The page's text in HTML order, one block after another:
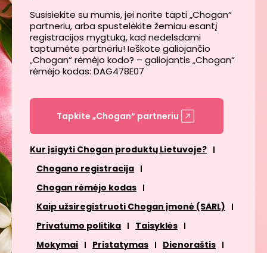
Susisiekite su mumis, jei norite tapti „Chogan“
partneriu, arba spustelėkite žemiau esantį
registracijos mygtuką, kad nedelsdami
taptumėte partneriu! Ieškote galiojančio
„Chogan“ rėmėjo kodo? – galiojantis „Chogan“
rėmėjo kodas: DAG478E07
Tapkite „Chogan“ partneriu
Kur įsigyti Chogan produktų Lietuvoje?
Chogano registracija
Chogan rėmėjo kodas
Kaip užsiregistruoti Chogan įmonė (SARL)
Privatumo politika
Taisyklės
Mokymai
Pristatymas Dienoraštis